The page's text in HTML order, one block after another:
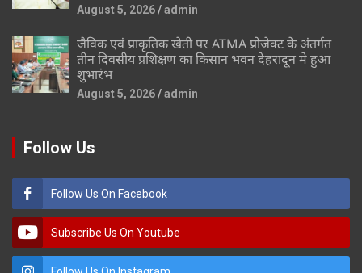
August 5, 2026 admin
जैविक एवं प्राकृतिक खेती पर ATMA प्रोजेक्ट के अंतर्गत
तीन दिवसीय प्रशिक्षण का किसान भवन देहरादून मे हुआ
शुभारंभ
August 5, 2026 admin
Follow Us
Follow Us On Facebook
Subscribe Us On Youtube